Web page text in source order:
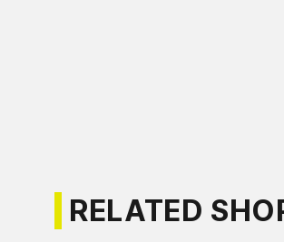
RELATED